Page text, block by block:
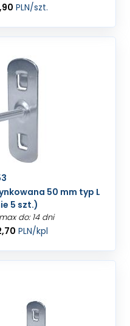
PLN/szt.
50 mm typ L
5 szt.)
do: 14 dni
PLN/kpl